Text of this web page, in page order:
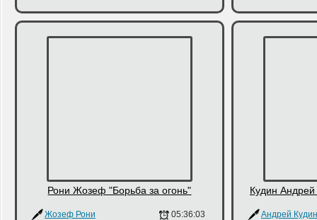
Рони Жозеф "Борьба за огонь"
Жозеф Рони
05:36:03
Кудин
Андрей Кудин